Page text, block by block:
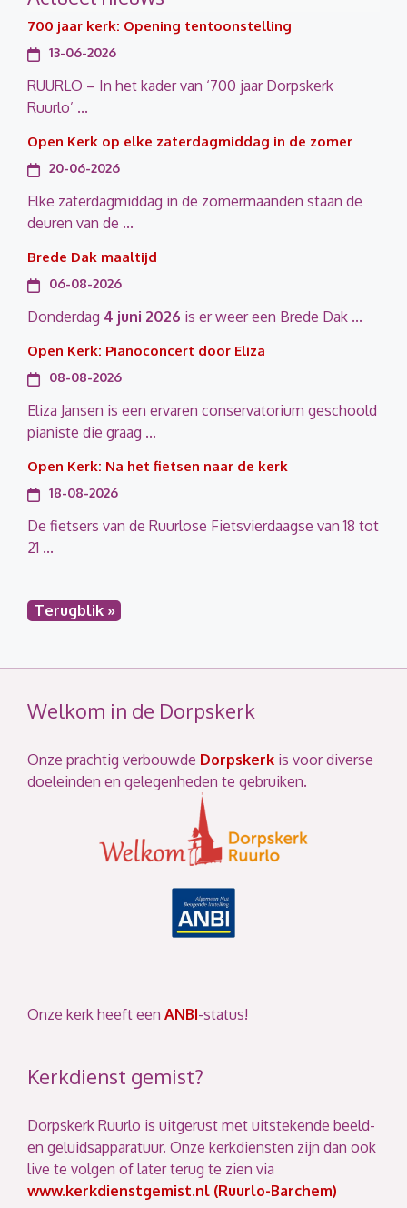
700 jaar kerk: Opening tentoonstelling
13-06-2026
RUURLO – In het kader van ‘700 jaar Dorpskerk
Ruurlo’ ...
Open Kerk op elke zaterdagmiddag in de zomer
20-06-2026
Elke zaterdagmiddag in de zomermaanden staan de
deuren van de ...
Brede Dak maaltijd
06-08-2026
Donderdag 4 juni 2026 is er weer een Brede Dak ...
Open Kerk: Pianoconcert door Eliza
08-08-2026
Eliza Jansen is een ervaren conservatorium geschoold
pianiste die graag ...
Open Kerk: Na het fietsen naar de kerk
18-08-2026
De fietsers van de Ruurlose Fietsvierdaagse van 18 tot
21 ...
Terugblik »
Welkom in de Dorpskerk
Onze prachtig verbouwde Dorpskerk is voor diverse
doeleinden en gelegenheden te gebruiken.
Onze kerk heeft een ANBI-status!
Kerkdienst gemist?
Dorpskerk Ruurlo is uitgerust met uitstekende beeld-
en geluidsapparatuur. Onze kerkdiensten zijn dan ook
live te volgen of later terug te zien via
www.kerkdienstgemist.nl (Ruurlo-Barchem)